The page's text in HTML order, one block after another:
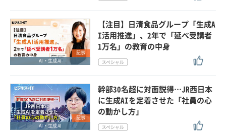
記事
AI・生成AI
【注目】日清食品グループ「生成A
I活用推進」、2年で「延べ受講者
1万名」の教育の中身
記事
AI・生成AI
幹部30名超に対面説得…JR西日本
に生成AIを定着させた「社員の心
の動かし方」